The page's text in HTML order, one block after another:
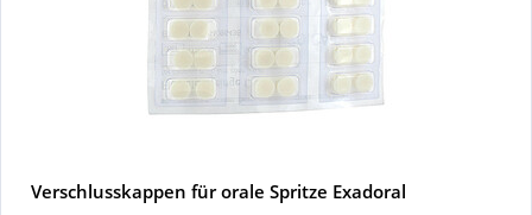
Verschlusskappen für orale Spritze Exadoral